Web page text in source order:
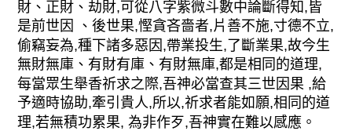
財、正財、劫財,可從八字紫微斗數中論斷得知,皆
是前世因 、後世果,慳貪吝嗇者,片善不施,寸德不立,
偷竊妄為,種下諸多惡因,帶業投生,了斷業果,故今生
無財無庫、有財有庫、有財無庫,都是相同的道理,
每當眾生舉香祈求之際,吾神必當查其三世因果 ,給
予適時協助,牽引貴人,所以,祈求者能如願,相同的道
理,若無積功累果, 為非作歹,吾神實在難以感應。